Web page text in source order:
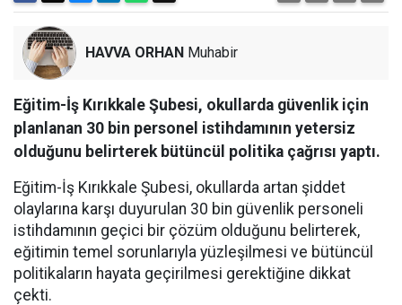
HAVVA ORHAN Muhabir
Eğitim-İş Kırıkkale Şubesi, okullarda güvenlik için
planlanan 30 bin personel istihdamının yetersiz
olduğunu belirterek bütüncül politika çağrısı yaptı.
Eğitim-İş Kırıkkale Şubesi, okullarda artan şiddet
olaylarına karşı duyurulan 30 bin güvenlik personeli
istihdamının geçici bir çözüm olduğunu belirterek,
eğitimin temel sorunlarıyla yüzleşilmesi ve bütüncül
politikaların hayata geçirilmesi gerektiğine dikkat
çekti.